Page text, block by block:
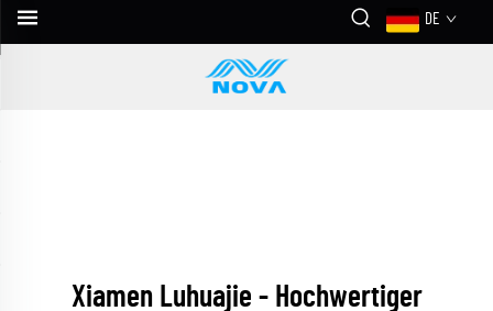
DE
Xiamen Luhuajie - Hochwertiger